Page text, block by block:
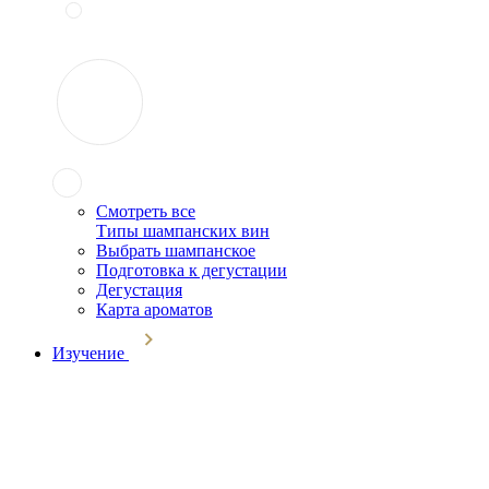
Смотреть все
Типы шампанских вин
Выбрать шампанское
Подготовка к дегустации
Дегустация
Карта ароматов
Изучение